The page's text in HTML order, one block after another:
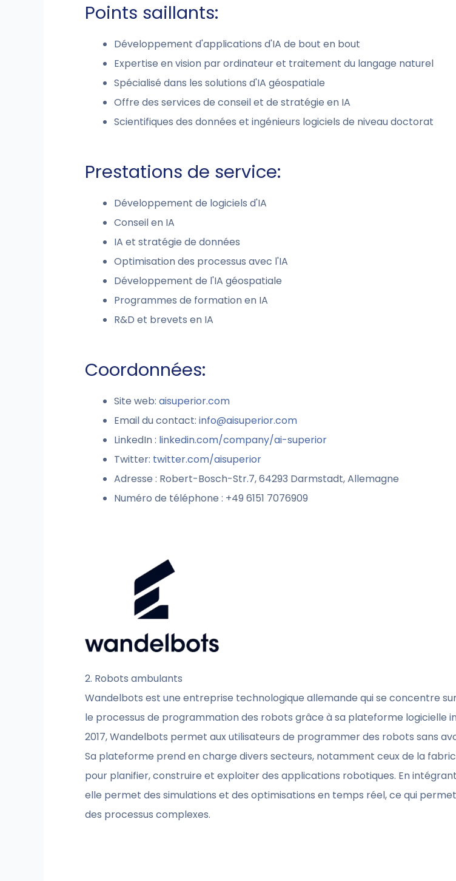
Points saillants:
Développement d'applications d'IA de bout en bout
Expertise en vision par ordinateur et traitement du langage naturel
Spécialisé dans les solutions d'IA géospatiale
Offre des services de conseil et de stratégie en IA
Scientifiques des données et ingénieurs logiciels de niveau doctorat
Prestations de service:
Développement de logiciels d'IA
Conseil en IA
IA et stratégie de données
Optimisation des processus avec l'IA
Développement de l'IA géospatiale
Programmes de formation en IA
R&D et brevets en IA
Coordonnées:
Site web: aisuperior.com
Email du contact: info@aisuperior.com
LinkedIn : linkedin.com/company/ai-superior
Twitter: twitter.com/aisuperior
Adresse : Robert-Bosch-Str.7, 64293 Darmstadt, Allemagne
Numéro de téléphone : +49 6151 7076909
2. Robots ambulants
Wandelbots est une entreprise technologique allemande qui se concentre
le processus de programmation des robots grâce à sa plateforme logicielle
2017, Wandelbots permet aux utilisateurs de programmer des robots sans
Sa plateforme prend en charge divers secteurs, notamment ceux de la
pour planifier, construire et exploiter des applications robotiques. En
elle permet des simulations et des optimisations en temps réel, ce qui
des processus complexes.